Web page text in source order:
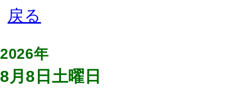
2026年
8月8日土曜日